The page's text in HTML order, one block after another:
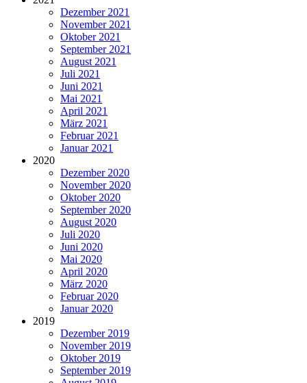
Dezember 2021
November 2021
Oktober 2021
September 2021
August 2021
Juli 2021
Juni 2021
Mai 2021
April 2021
März 2021
Februar 2021
Januar 2021
2020
Dezember 2020
November 2020
Oktober 2020
September 2020
August 2020
Juli 2020
Juni 2020
Mai 2020
April 2020
März 2020
Februar 2020
Januar 2020
2019
Dezember 2019
November 2019
Oktober 2019
September 2019